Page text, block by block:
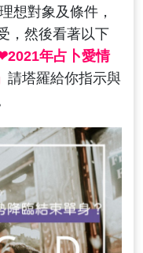
想對象及條件，
，然後看著以下
2021年占卜愛情
請塔羅給你指示與